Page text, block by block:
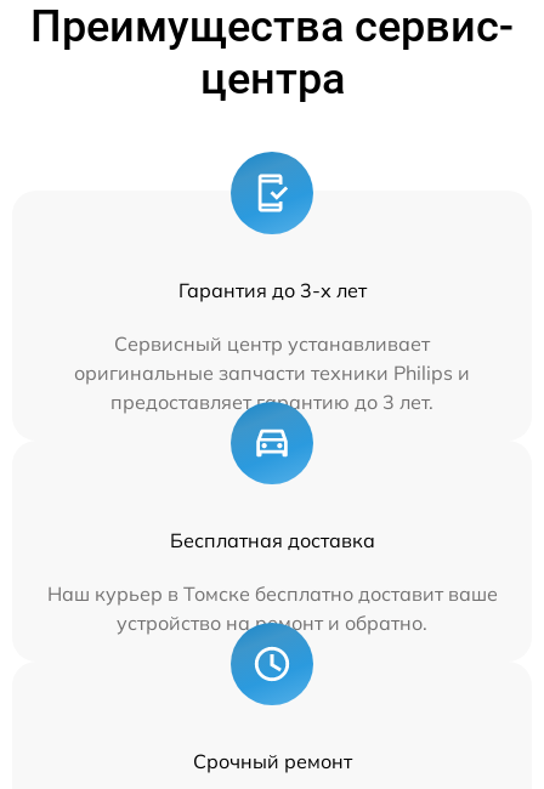
Преимущества сервис-
центра
Гарантия до 3-х лет
Сервисный центр устанавливает
оригинальные запчасти техники Philips и
предоставляет гарантию до 3 лет.
Бесплатная доставка
Наш курьер в Томске бесплатно доставит ваше
устройство на ремонт и обратно.
Срочный ремонт